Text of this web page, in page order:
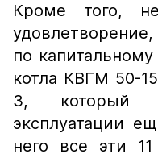
Кроме того,
по
котла КВГМ 50-
3, который
эксплуатации
него все эти